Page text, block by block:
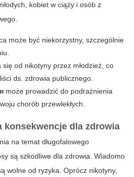
kobiet w ciąży i osób z
może być niekorzystny, szczególnie
od nikotyny przez młodzież, co
ds. zdrowia publicznego.
może prowadzić do podrażnienia
chorób przewlekłych.
konsekwencje dla zdrowia
na temat długofalowego
są szkodliwe dla zdrowia. Wiadomo
wolne od ryzyka. Oprócz nikotyny,